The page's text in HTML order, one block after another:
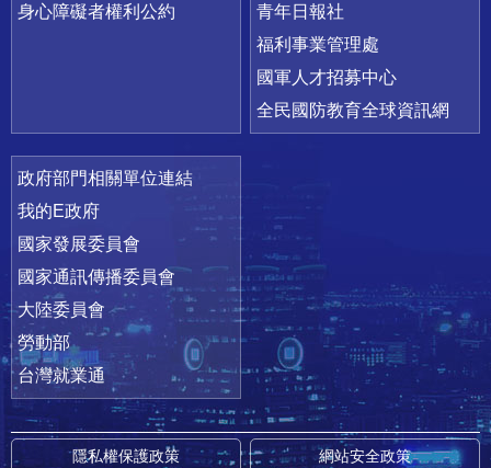
身心障礙者權利公約
青年日報社
福利事業管理處
國軍人才招募中心
全民國防教育全球資訊網
政府部門相關單位連結
我的E政府
國家發展委員會
國家通訊傳播委員會
大陸委員會
勞動部
台灣就業通
隱私權保護政策 網站安全政策